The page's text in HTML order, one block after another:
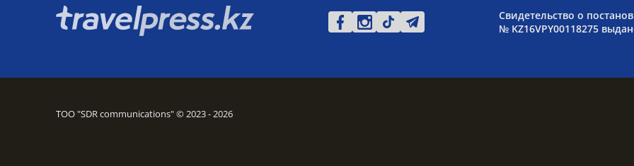
Свидетельство о
№ KZ16VPY00118275
ТОО "SDR communications" © 2023 - 2026